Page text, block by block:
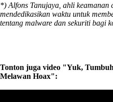
*) Alfons Tanujaya, ahli keamanan
mendedikasikan waktu untuk
tentang malware dan sekuriti bagi
Tonton juga video "Yuk,
Melawan Hoax":